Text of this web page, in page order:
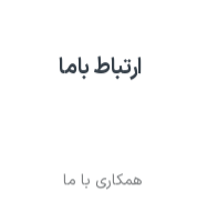
ارتباط باما
همکاری با ما